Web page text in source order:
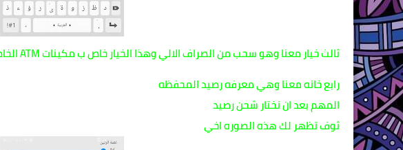
ثالث خيار معنا وهو سحب من الصراف الالي وهذا الخيار خاص ب مكينات ATM الخاصه ب اتصالات كاش cash app customer service
رابع خانه معنا وهي معرفه رصيد المحفظه
المهم بعد ان نختار شحن رصيد
ثوف تظهر لك هذه الصوره اخي